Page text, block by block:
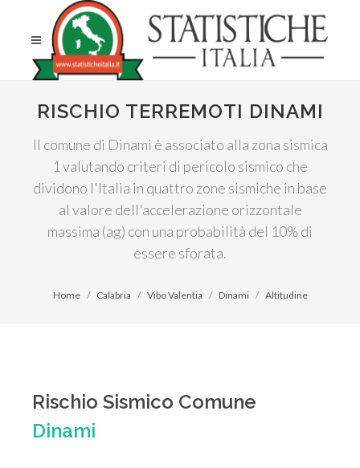
RISCHIO TERREMOTI DINAMI
Il comune di Dinami è associato alla zona sismica
1 valutando criteri di pericolo sismico che
dividono l'Italia in quattro zone sismiche in base
al valore dell'accelerazione orizzontale
massima (ag) con una probabilità del 10% di
essere sforata.
Home Calabria Vibo Valentia Dinami Altitudine
Rischio Sismico Comune
Dinami